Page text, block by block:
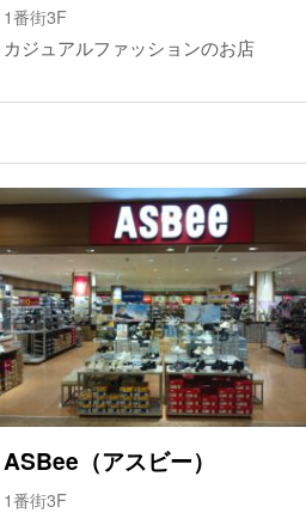
1番街3F
カジュアルファッションのお店
ASBee（アスビー）
1番街3F